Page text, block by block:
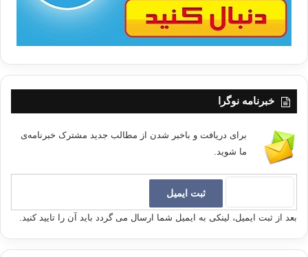
خبرنامه نوگرا
برای دریافت و باخبر شدن از مطالب جدید مشترک خبرنامه‌ی
ما شوید.
بعد از ثبت ایمیل، لینکی به ایمیل شما ارسال می گردد باید آن را تایید کنید.